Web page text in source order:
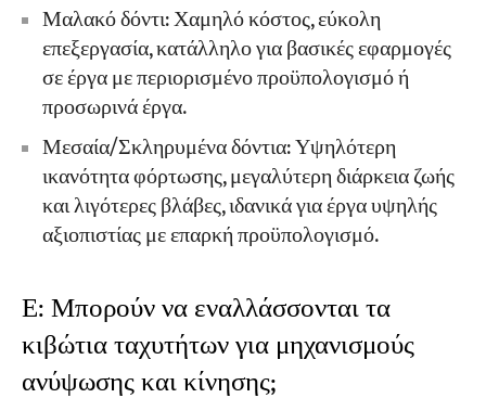
Μαλακό δόντι: Χαμηλό κόστος, εύκολη
επεξεργασία, κατάλληλο για βασικές εφαρμογές
σε έργα με περιορισμένο προϋπολογισμό ή
προσωρινά έργα.
Μεσαία/Σκληρυμένα δόντια: Υψηλότερη
ικανότητα φόρτωσης, μεγαλύτερη διάρκεια ζωής
και λιγότερες βλάβες, ιδανικά για έργα υψηλής
αξιοπιστίας με επαρκή προϋπολογισμό.
Ε: Μπορούν να εναλλάσσονται τα
κιβώτια ταχυτήτων για μηχανισμούς
ανύψωσης και κίνησης;